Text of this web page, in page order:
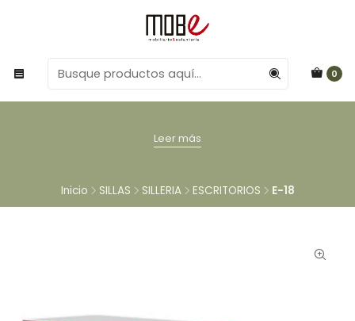
0
Leer más
Inicio SILLAS SILLERIA ESCRITORIOS E-18